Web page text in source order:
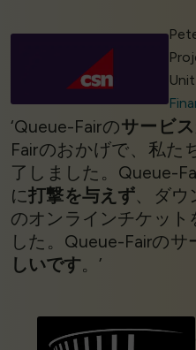
Unit
‘Queue-Fairのサービ
Fairのおかげで、私た
了しました。Queue-
に打撃を与えず、ダウ
のオンラインチケット
した。Queue-Fairのサ
しいです。’